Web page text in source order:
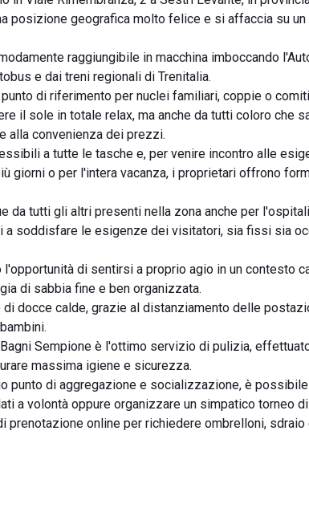
posizione geografica molto felice e si affaccia su
raggiungibile in macchina imboccando
e dai treni regionali di Trenitalia.
di riferimento per nuclei familiari, coppie o
il sole in totale relax, ma anche da tutti coloro che
alla convenienza dei prezzi.
a tutte le tasche e, per venire incontro alle
giorni o per l'intera vacanza, i proprietari offrono
da tutti gli altri presenti nella zona anche per
soddisfare le esigenze dei visitatori, sia fissi sia
di sentirsi a proprio agio in un contesto
di sabbia fine e ben organizzata.
docce calde, grazie al distanziamento delle
Sempione è l'ottimo servizio di pulizia,
massima igiene e sicurezza.
punto di aggregazione e socializzazione, è
a volontà oppure organizzare un simpatico torneo
prenotazione online per richiedere ombrelloni,